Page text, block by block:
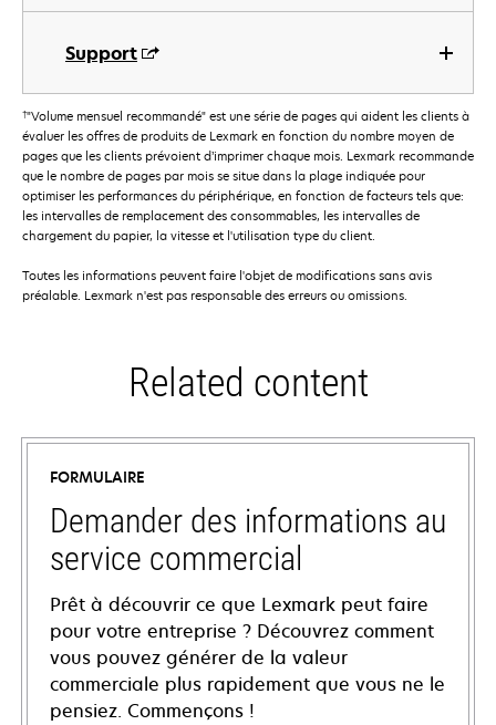
Support
†"Volume mensuel recommandé" est une série de pages qui aident les clients à
évaluer les offres de produits de Lexmark en fonction du nombre moyen de
pages que les clients prévoient d’imprimer chaque mois. Lexmark recommande
que le nombre de pages par mois se situe dans la plage indiquée pour
optimiser les performances du périphérique, en fonction de facteurs tels que:
les intervalles de remplacement des consommables, les intervalles de
chargement du papier, la vitesse et l'utilisation type du client.
Toutes les informations peuvent faire l'objet de modifications sans avis
préalable. Lexmark n'est pas responsable des erreurs ou omissions.
Related content
FORMULAIRE
Demander des informations au
service commercial
Prêt à découvrir ce que Lexmark peut faire
pour votre entreprise ? Découvrez comment
vous pouvez générer de la valeur
commerciale plus rapidement que vous ne le
pensiez. Commençons !